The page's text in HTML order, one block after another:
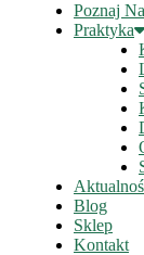
Poznaj
Praktyka
Blog
Sklep
Kontakt